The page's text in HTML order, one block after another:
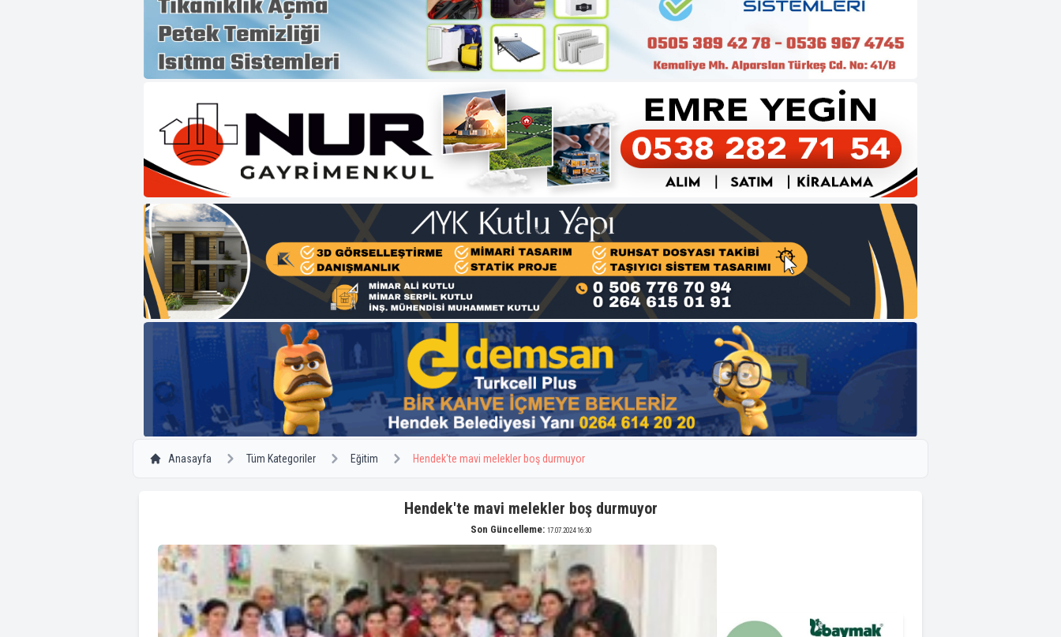
Anasayfa Tüm Kategoriler Eğitim Hendek'te mavi melekler boş durmuyor
Hendek'te mavi melekler boş durmuyor
Son Güncelleme: 17.07.2024 16:30